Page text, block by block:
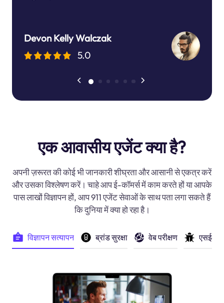
Devon Kelly Walczak
5.0
एक आवासीय एजेंट क्या है?
अपनी ज़रूरत की कोई भी जानकारी शीघ्रता और आसानी से एकत्र करें
और उसका विश्लेषण करें। चाहे आप ई-कॉमर्स में काम करते हों या आपके
पास लाखों विज्ञापन हों, आप 911 एजेंट सेवाओं के साथ पता लगा सकते हैं
कि दुनिया में क्या हो रहा है।
विज्ञापन सत्यापन ब्रांड सुरक्षा वेब परीक्षण एसईओ